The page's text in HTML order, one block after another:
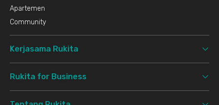
Apartemen
Community
Kerjasama Rukita
Rukita for Business